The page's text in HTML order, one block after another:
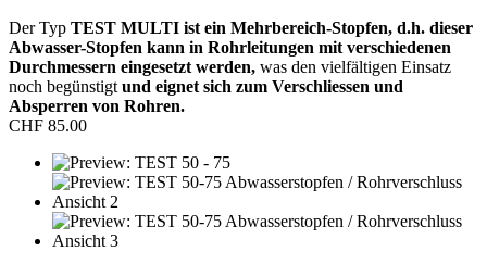
Der Typ TEST MULTI ist ein Mehrbereich-Stopfen, d.h. dieser
Abwasser-Stopfen kann in Rohrleitungen mit verschiedenen
Durchmessern eingesetzt werden, was den vielfältigen Einsatz
noch begünstigt und eignet sich zum Verschliessen und
Absperren von Rohren.
CHF 85.00